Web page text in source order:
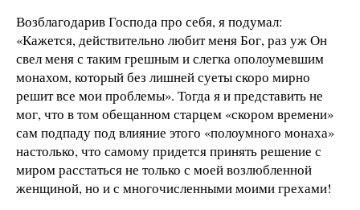
Возблагодарив Господа про себя, я подумал:
«Кажется, действительно любит меня Бог, раз уж Он
свел меня с таким грешным и слегка ополоумевшим
монахом, который без лишней суеты скоро мирно
решит все мои проблемы». Тогда я и представить не
мог, что в том обещанном старцем «скором времени»
сам подпаду под влияние этого «полоумного монаха»
настолько, что самому придется принять решение с
миром расстаться не только с моей возлюбленной
женщиной, но и с многочисленными моими грехами!